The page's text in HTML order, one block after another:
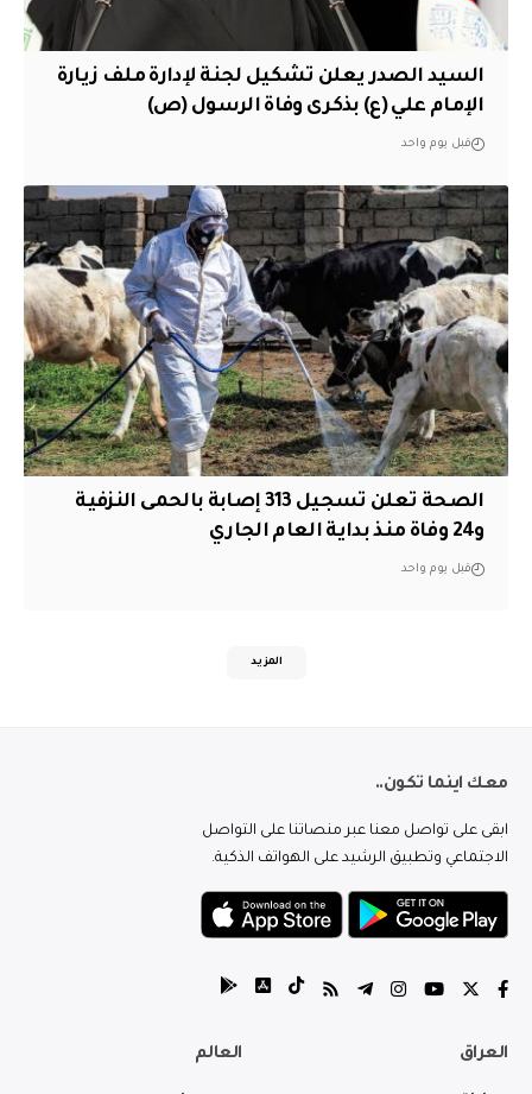
السيد الصدر يعلن تشكيل لجنة لإدارة ملف زيارة
الإمام علي (ع) بذكرى وفاة الرسول (ص)
قبل يوم واحد
الصحة تعلن تسجيل 313 إصابة بالحمى النزفية
و24 وفاة منذ بداية العام الجاري
قبل يوم واحد
المزيد
معك اينما تكون..
ابقى على تواصل معنا عبر منصاتنا على التواصل
الاجتماعي وتطبيق الرشيد على الهواتف الذكية.
العراق العالم